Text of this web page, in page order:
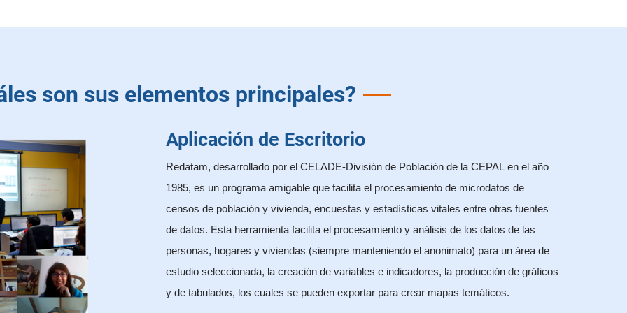
son sus elementos principales?
Aplicación de Escritorio
Redatam, desarrollado por el CELADE-División de Población de la CEPAL en el año
1985, es un programa amigable que facilita el procesamiento de microdatos de
censos de población y vivienda, encuestas y estadísticas vitales entre otras fuentes
de datos. Esta herramienta facilita el procesamiento y análisis de los datos de las
personas, hogares y viviendas (siempre manteniendo el anonimato) para un área de
estudio seleccionada, la creación de variables e indicadores, la producción de gráficos
y de tabulados, los cuales se pueden exportar para crear mapas temáticos.